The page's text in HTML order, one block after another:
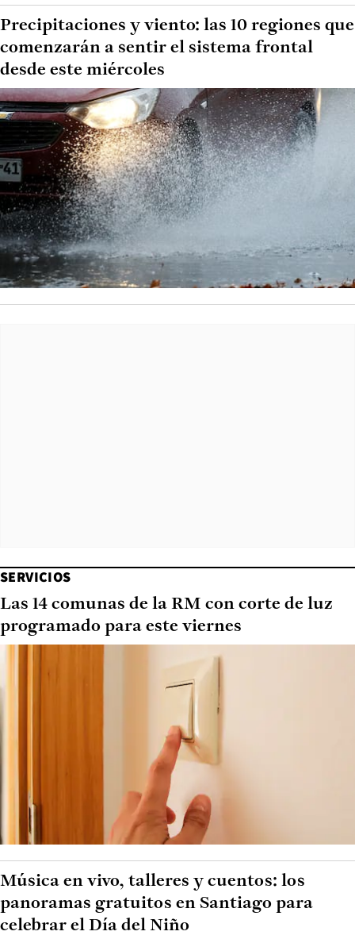
Precipitaciones y viento: las 10 regiones que
comenzarán a sentir el sistema frontal
desde este miércoles
SERVICIOS
Las 14 comunas de la RM con corte de luz
programado para este viernes
Música en vivo, talleres y cuentos: los
panoramas gratuitos en Santiago para
celebrar el Día del Niño